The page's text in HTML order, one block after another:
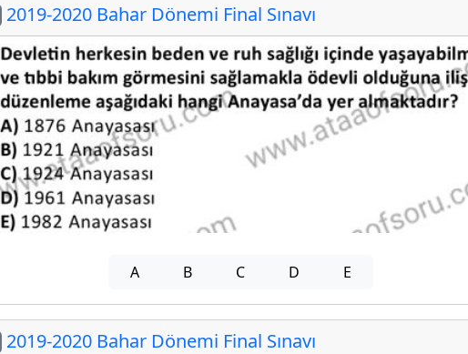
2019-2020 Bahar Dönemi Final Sınavı
A B C D E
2019-2020 Bahar Dönemi Final Sınavı